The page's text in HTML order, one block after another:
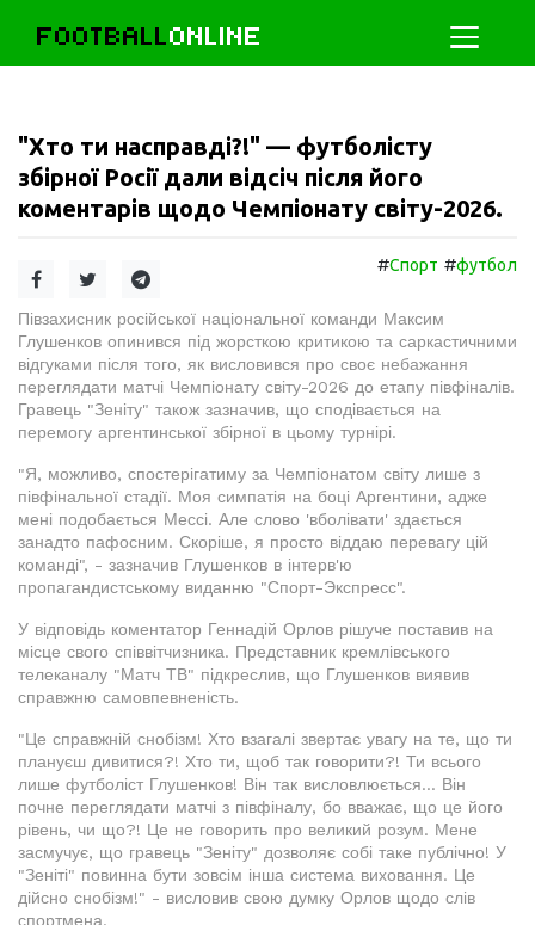
FOOTBALLONLINE
"Хто ти насправді?!" — футболісту
збірної Росії дали відсіч після його
коментарів щодо Чемпіонату світу-2026.
#Спорт #футбол
Півзахисник російської національної команди Максим
Глушенков опинився під жорсткою критикою та саркастичними
відгуками після того, як висловився про своє небажання
переглядати матчі Чемпіонату світу-2026 до етапу півфіналів.
Гравець "Зеніту" також зазначив, що сподівається на
перемогу аргентинської збірної в цьому турнірі.
"Я, можливо, спостерігатиму за Чемпіонатом світу лише з
півфінальної стадії. Моя симпатія на боці Аргентини, адже
мені подобається Мессі. Але слово 'вболівати' здається
занадто пафосним. Скоріше, я просто віддаю перевагу цій
команді", - зазначив Глушенков в інтерв'ю
пропагандистському виданню "Спорт-Экспресс".
У відповідь коментатор Геннадій Орлов рішуче поставив на
місце свого співвітчизника. Представник кремлівського
телеканалу "Матч ТВ" підкреслив, що Глушенков виявив
справжню самовпевненість.
"Це справжній снобізм! Хто взагалі звертає увагу на те, що ти
плануєш дивитися?! Хто ти, щоб так говорити?! Ти всього
лише футболіст Глушенков! Він так висловлюється... Він
почне переглядати матчі з півфіналу, бо вважає, що це його
рівень, чи що?! Це не говорить про великий розум. Мене
засмучує, що гравець "Зеніту" дозволяє собі таке публічно! У
"Зеніті" повинна бути зовсім інша система виховання. Це
дійсно снобізм!" - висловив свою думку Орлов щодо слів
спортмена.